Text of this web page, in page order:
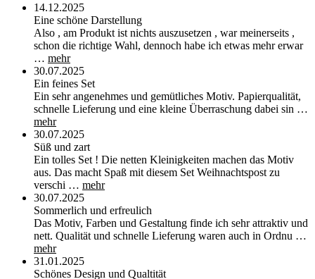
14.12.2025
Eine schöne Darstellung
Also , am Produkt ist nichts auszusetzen , war meinerseits ,
schon die richtige Wahl, dennoch habe ich etwas mehr erwar
… mehr
30.07.2025
Ein feines Set
Ein sehr angenehmes und gemütliches Motiv. Papierqualität,
schnelle Lieferung und eine kleine Überraschung dabei sin …
mehr
30.07.2025
Süß und zart
Ein tolles Set ! Die netten Kleinigkeiten machen das Motiv
aus. Das macht Spaß mit diesem Set Weihnachtspost zu
verschi … mehr
30.07.2025
Sommerlich und erfreulich
Das Motiv, Farben und Gestaltung finde ich sehr attraktiv und
nett. Qualität und schnelle Lieferung waren auch in Ordnu …
mehr
31.01.2025
Schönes Design und Qualtität